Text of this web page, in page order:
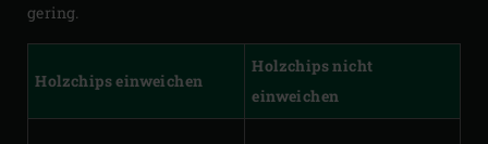
gering.
Holzchips einweichen
Holzchips nicht
einweichen